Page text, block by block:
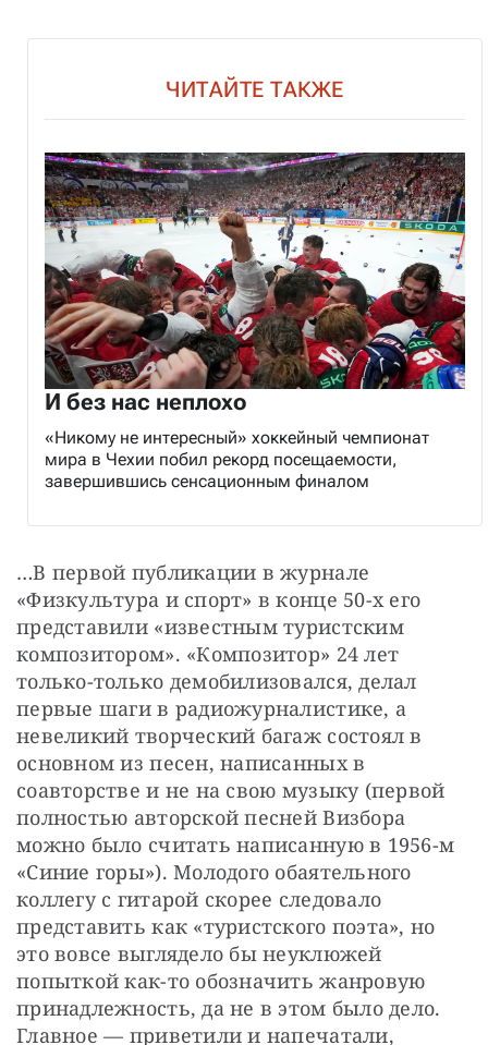
ЧИТАЙТЕ ТАКЖЕ
И без нас неплохо
«Никому не интересный» хоккейный чемпионат
мира в Чехии побил рекорд посещаемости,
завершившись сенсационным финалом
…В первой публикации в журнале
«Физкультура и спорт» в конце 50-х его
представили «известным туристским
композитором». «Композитор» 24 лет
только-только демобилизовался, делал
первые шаги в радиожурналистике, а
невеликий творческий багаж состоял в
основном из песен, написанных в
соавторстве и не на свою музыку (первой
полностью авторской песней Визбора
можно было считать написанную в 1956-м
«Синие горы»). Молодого обаятельного
коллегу с гитарой скорее следовало
представить как «туристского поэта», но
это вовсе выглядело бы неуклюжей
попыткой как-то обозначить жанровую
принадлежность, да не в этом было дело.
Главное — приветили и напечатали,